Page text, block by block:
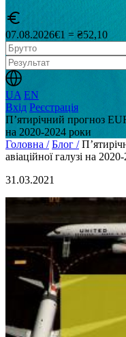
07.08.2026€1 = ₴52,10
UA EN
Вхід Реєстрація
П’ятирічний прогноз
на 2020-2024 роки
Головна / Блог /
авіаційної галузі на
31.03.2021